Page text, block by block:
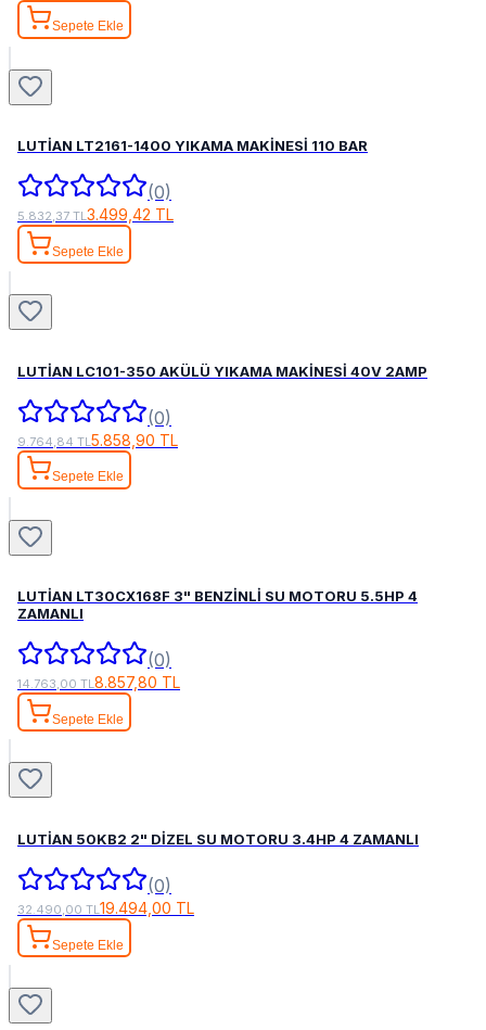
Sepete Ekle
LUTİAN LT2161-1400 YIKAMA MAKİNESİ 110 BAR
(0)
5.832,37 TL3.499,42 TL
Sepete Ekle
LUTİAN LC101-350 AKÜLÜ YIKAMA MAKİNESİ 40V 2AMP
(0)
9.764,84 TL5.858,90 TL
Sepete Ekle
LUTİAN LT30CX168F 3" BENZİNLİ SU MOTORU 5.5HP 4
ZAMANLI
(0)
14.763,00 TL8.857,80 TL
Sepete Ekle
LUTİAN 50KB2 2" DİZEL SU MOTORU 3.4HP 4 ZAMANLI
(0)
32.490,00 TL19.494,00 TL
Sepete Ekle